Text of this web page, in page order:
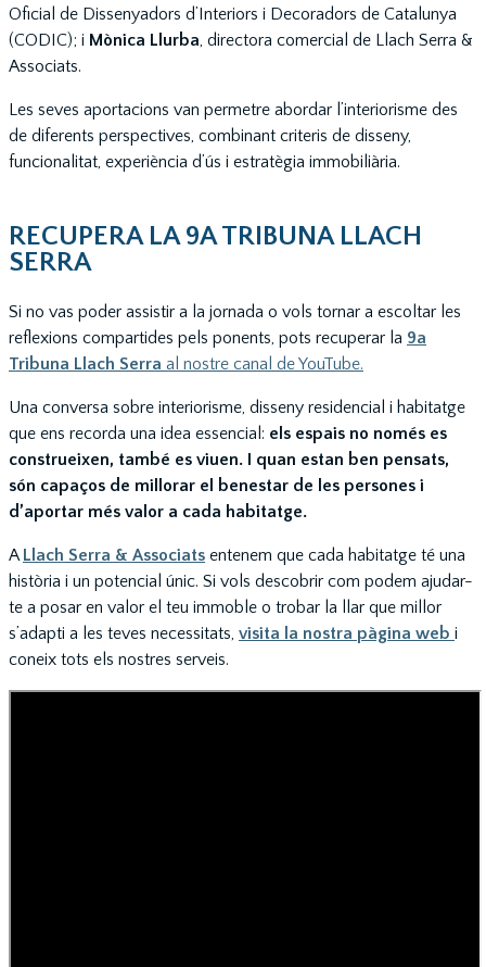
Oficial de Dissenyadors d’Interiors i Decoradors de Catalunya
(CODIC); i Mònica Llurba, directora comercial de Llach Serra &
Associats.
Les seves aportacions van permetre abordar l’interiorisme des
de diferents perspectives, combinant criteris de disseny,
funcionalitat, experiència d’ús i estratègia immobiliària.
RECUPERA LA 9A TRIBUNA LLACH
SERRA
Si no vas poder assistir a la jornada o vols tornar a escoltar les
reflexions compartides pels ponents, pots recuperar la 9a
Tribuna Llach Serra al nostre canal de YouTube.
Una conversa sobre interiorisme, disseny residencial i habitatge
que ens recorda una idea essencial: els espais no només es
construeixen, també es viuen. I quan estan ben pensats,
són capaços de millorar el benestar de les persones i
d’aportar més valor a cada habitatge.
A Llach Serra & Associats entenem que cada habitatge té una
història i un potencial únic. Si vols descobrir com podem ajudar-
te a posar en valor el teu immoble o trobar la llar que millor
s’adapti a les teves necessitats, visita la nostra pàgina web i
coneix tots els nostres serveis.